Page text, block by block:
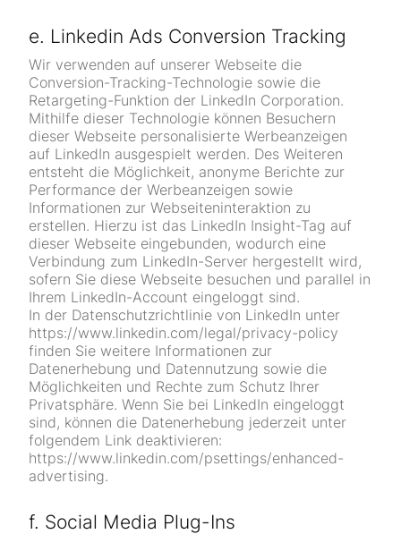
e. Linkedin Ads Conversion Tracking
Wir verwenden auf unserer Webseite die
Conversion-Tracking-Technologie sowie die
Retargeting-Funktion der LinkedIn Corporation.
Mithilfe dieser Technologie können Besuchern
dieser Webseite personalisierte Werbeanzeigen
auf LinkedIn ausgespielt werden. Des Weiteren
entsteht die Möglichkeit, anonyme Berichte zur
Performance der Werbeanzeigen sowie
Informationen zur Webseiteninteraktion zu
erstellen. Hierzu ist das LinkedIn Insight-Tag auf
dieser Webseite eingebunden, wodurch eine
Verbindung zum LinkedIn-Server hergestellt wird,
sofern Sie diese Webseite besuchen und parallel in
Ihrem LinkedIn-Account eingeloggt sind.
In der Datenschutzrichtlinie von LinkedIn unter
https://www.linkedin.com/legal/privacy-policy
finden Sie weitere Informationen zur
Datenerhebung und Datennutzung sowie die
Möglichkeiten und Rechte zum Schutz Ihrer
Privatsphäre. Wenn Sie bei LinkedIn eingeloggt
sind, können die Datenerhebung jederzeit unter
folgendem Link deaktivieren:
https://www.linkedin.com/psettings/enhanced-
advertising.
f. Social Media Plug-Ins